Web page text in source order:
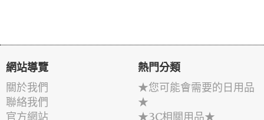
網站導覽
關於我們
聯絡我們
官方網站
熱門分類
★您可能會需要的日用品
★
★3C相關用品★